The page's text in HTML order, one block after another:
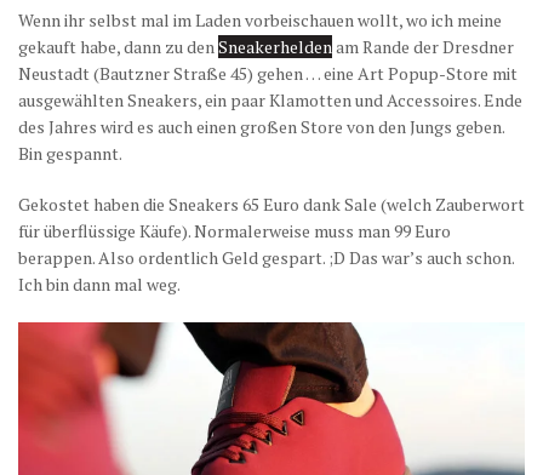
Wenn ihr selbst mal im Laden vorbeischauen wollt, wo ich meine
gekauft habe, dann zu denSneakerheldenam Rande der Dresdner
Neustadt (Bautzner Straße 45) gehen … eine Art Popup-Store mit
ausgewählten Sneakers, ein paar Klamotten und Accessoires. Ende
des Jahres wird es auch einen großen Store von den Jungs geben.
Bin gespannt.
Gekostet haben die Sneakers 65 Euro dank Sale (welch Zauberwort
für überflüssige Käufe). Normalerweise muss man 99 Euro
berappen. Also ordentlich Geld gespart. ;D Das war’s auch schon.
Ich bin dann mal weg.